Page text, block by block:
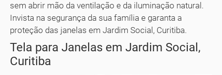
sem abrir mão da ventilação e da iluminação natural.
Invista na segurança da sua família e garanta a
proteção das janelas em Jardim Social, Curitiba.
Tela para Janelas em Jardim Social,
Curitiba